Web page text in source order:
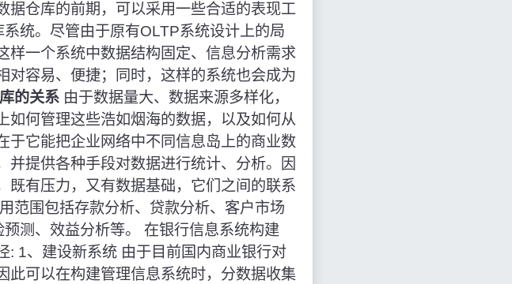
据仓库的前期，可以采用一些合适的表现工
统。尽管由于原有OLTP系统设计上的局
样一个系统中数据结构固定、信息分析需求
对容易、便捷；同时，这样的系统也会成为
的关系 由于数据量大、数据来源多样化，
如何管理这些浩如烟海的数据，以及如何从
于它能把企业网络中不同信息岛上的商业数
提供各种手段对数据进行统计、分析。因
既有压力，又有数据基础，它们之间的联系
范围包括存款分析、贷款分析、客户市场
测、效益分析等。 在银行信息系统构建
: 1、建设新系统 由于目前国内商业银行对
此可以在构建管理信息系统时，分数据收集